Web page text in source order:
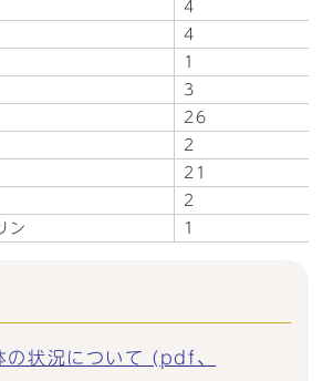
4
4
1
3
26
2
21
2
ン
1
の状況について (pdf、